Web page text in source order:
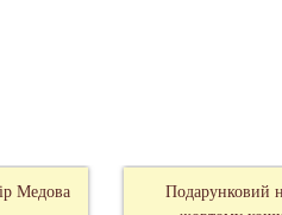
Медова
Подарунковий